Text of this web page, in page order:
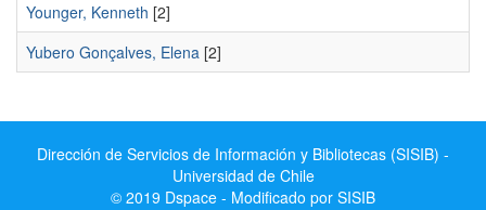
Younger, Kenneth [2]
Yubero Gonçalves, Elena [2]
Dirección de Servicios de Información y Bibliotecas (SISIB) -
Universidad de Chile
© 2019 Dspace - Modificado por SISIB